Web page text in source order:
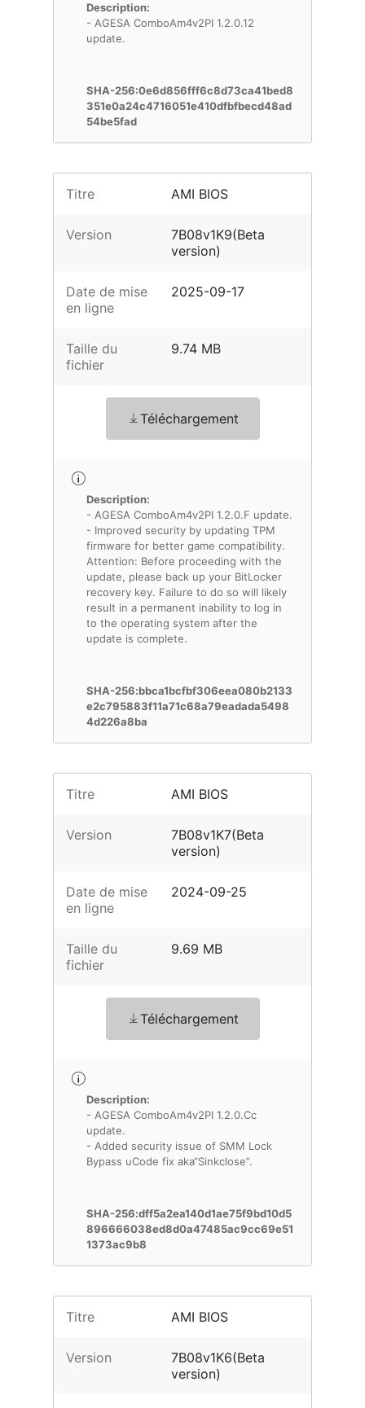
Description:
- AGESA ComboAm4v2PI 1.2.0.12
update.
SHA-256:0e6d856fff6c8d73ca41bed8
351e0a24c4716051e410dfbfbecd48ad
54be5fad
Titre AMI BIOS
Version
7B08v1K9(Beta
version)
Date de mise
en ligne
2025-09-17
Taille du
fichier
9.74 MB
Téléchargement
Description:
- AGESA ComboAm4v2PI 1.2.0.F update.
- Improved security by updating TPM
firmware for better game compatibility.
Attention: Before proceeding with the
update, please back up your BitLocker
recovery key. Failure to do so will likely
result in a permanent inability to log in
to the operating system after the
update is complete.
SHA-256:bbca1bcfbf306eea080b2133
e2c795883f11a71c68a79eadada5498
4d226a8ba
Titre AMI BIOS
Version
7B08v1K7(Beta
version)
Date de mise
en ligne
2024-09-25
Taille du
fichier
9.69 MB
Téléchargement
Description:
- AGESA ComboAm4v2PI 1.2.0.Cc
update.
- Added security issue of SMM Lock
Bypass uCode fix aka“Sinkclose”.
SHA-256:dff5a2ea140d1ae75f9bd10d5
896666038ed8d0a47485ac9cc69e51
1373ac9b8
Titre AMI BIOS
Version
7B08v1K6(Beta
version)